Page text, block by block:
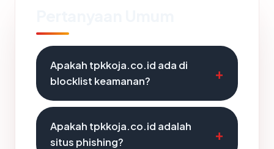
Apakah tpkkoja.co.id ada di
blocklist keamanan?
Apakah tpkkoja.co.id adalah
situs phishing?